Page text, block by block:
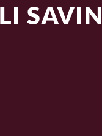
SAVIN